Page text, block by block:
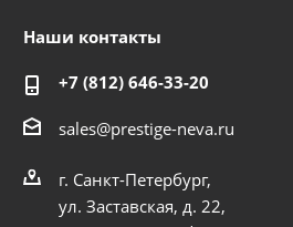
Наши контакты
+7 (812) 646-33-20
sales@prestige-neva.ru
г. Санкт-Петербург,
ул. Заставская, д. 22,